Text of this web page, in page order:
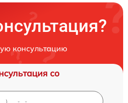
консультацию
со